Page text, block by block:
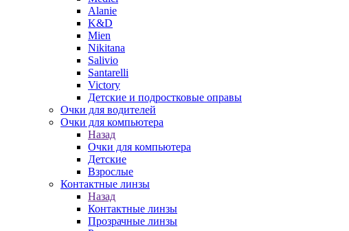
Alanie
K&D
Mien
Nikitana
Salivio
Santarelli
Victory
Детские и подростковые оправы
Очки для водителей
Очки для компьютера
Назад
Очки для компьютера
Детские
Взрослые
Контактные линзы
Назад
Контактные линзы
Прозрачные линзы